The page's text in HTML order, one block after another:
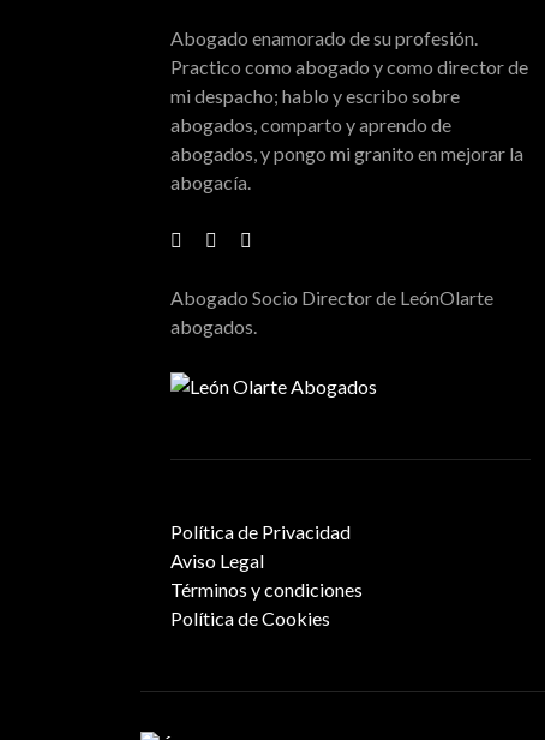
Abogado enamorado de su profesión.
Practico como abogado y como director de
mi despacho; hablo y escribo sobre
abogados, comparto y aprendo de
abogados, y pongo mi granito en mejorar la
abogacía.
Abogado Socio Director de LeónOlarte
abogados.
Política de Privacidad
Aviso Legal
Términos y condiciones
Política de Cookies